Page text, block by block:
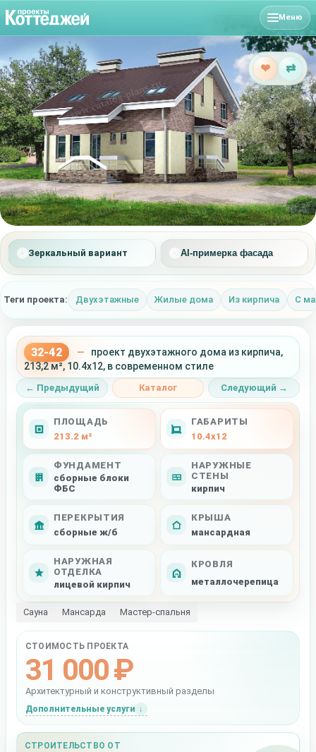
Меню
Зеркальный вариант AI-примерка фасада
Теги проекта: Двухэтажные Жилые дома Из кирпича С
❤ ⇄
32-42 —
проект двухэтажного дома из кирпича,
213,2 м², 10.4x12, в современном стиле
← Предыдущий Каталог Следующий →
ПЛОЩАДЬ
213.2 м²
ГАБАРИТЫ
10.4x12
ФУНДАМЕНТ
сборные блоки
ФБС
НАРУЖНЫЕ
СТЕНЫ
кирпич
ПЕРЕКРЫТИЯ
сборные ж/б
КРЫША
мансардная
НАРУЖНАЯ
ОТДЕЛКА
лицевой кирпич
КРОВЛЯ
металлочерепица
Сауна Мансарда Мастер-спальня
СТОИМОСТЬ ПРОЕКТА
31 000 ₽
Архитектурный и конструктивный разделы
Дополнительные услуги
СТРОИТЕЛЬСТВО ОТ